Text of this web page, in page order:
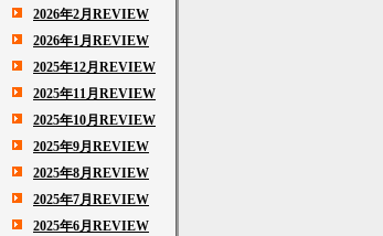
2026年2月REVIEW
2026年1月REVIEW
2025年12月REVIEW
2025年11月REVIEW
2025年10月REVIEW
2025年9月REVIEW
2025年8月REVIEW
2025年7月REVIEW
2025年6月REVIEW